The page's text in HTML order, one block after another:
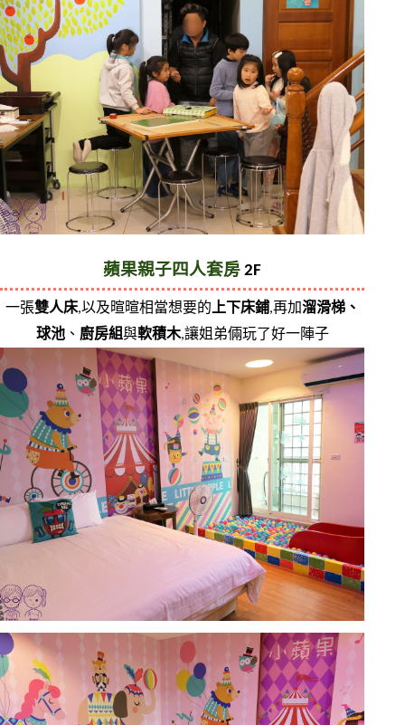
蘋果親子四人套房 2F
一張雙人床,以及暄暄相當想要的上下床鋪,再加溜滑梯、
球池、 廚房組與軟積木,讓姐弟倆玩了好一陣子